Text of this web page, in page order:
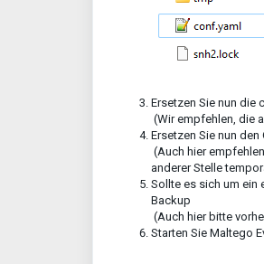
Ersetzen Sie nun die
(Wir empfehlen, die
Ersetzen Sie nun
(Auch hier
anderer Stelle
Sollte es sich um ein
Backup
(Auch hier bitte
Starten Sie Maltego